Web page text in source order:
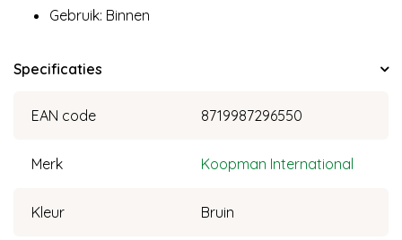
Gebruik: Binnen
Specificaties
EAN code 8719987296550
Merk Koopman International
Kleur Bruin